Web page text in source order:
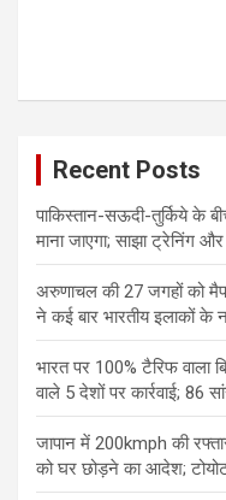
Recent Posts
पाकिस्तान-सऊदी-तुर्किये के
माना जाएगा; साझा ट्रेनिंग
अरुणाचल की 27 जगहों को
ने कई बार भारतीय इलाकों के
भारत पर 100% टैरिफ वाला
वाले 5 देशों पर कार्रवाई; 86
जापान में 200kmph की
को घर छोड़ने का आदेश;